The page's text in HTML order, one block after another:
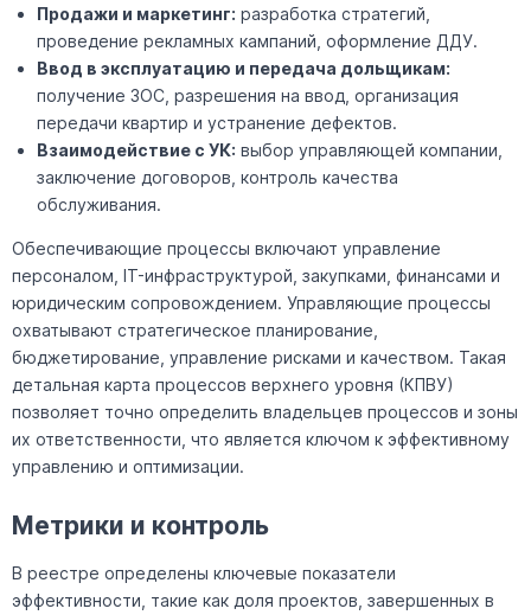
Продажи и маркетинг: разработка стратегий,
проведение рекламных кампаний, оформление ДДУ.
Ввод в эксплуатацию и передача дольщикам:
получение ЗОС, разрешения на ввод, организация
передачи квартир и устранение дефектов.
Взаимодействие с УК: выбор управляющей компании,
заключение договоров, контроль качества
обслуживания.
Обеспечивающие процессы включают управление
персоналом, IT-инфраструктурой, закупками, финансами и
юридическим сопровождением. Управляющие процессы
охватывают стратегическое планирование,
бюджетирование, управление рисками и качеством. Такая
детальная карта процессов верхнего уровня (КПВУ)
позволяет точно определить владельцев процессов и зоны
их ответственности, что является ключом к эффективному
управлению и оптимизации.
Метрики и контроль
В реестре определены ключевые показатели
эффективности, такие как доля проектов, завершенных в